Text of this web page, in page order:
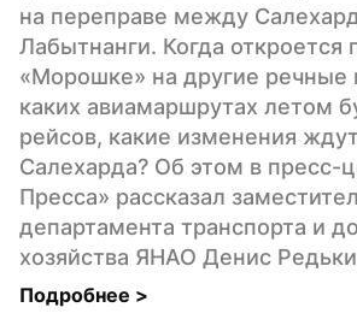
на переправе между
Лабытнанги. Когда откроется
«Морошке» на другие речные
каких авиамаршрутах летом
рейсов, какие изменения
Салехарда? Об этом в пресс-
Пресса» рассказал
департамента транспорта и
хозяйства ЯНАО Денис
Подробнее >